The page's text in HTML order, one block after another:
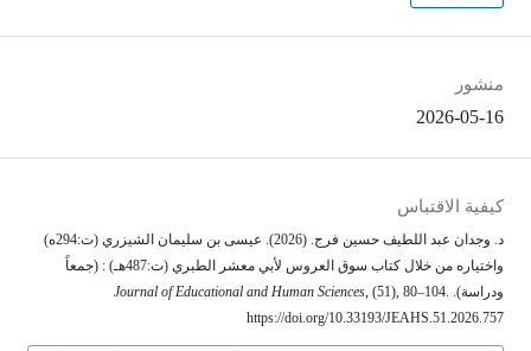
منشور
2026-05-16
كيفية الاقتباس
د. وجدان عبد اللطيف حسين فرج. (2026). عيسى بن سليمان الشيزري (ت:294ه)
واختياره من خلال كتاب سوق العروس لأبي معشر الطبري (ت:487هـ) : (جمعاً
ودراسة).
Journal of Educational and Human Sciences , (51), 80–104.
https://doi.org/10.33193/JEAHS.51.2026.757